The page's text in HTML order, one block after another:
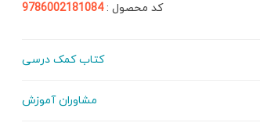
کد محصول :9786002181084
کتاب کمک درسی
مشاوران آموزش